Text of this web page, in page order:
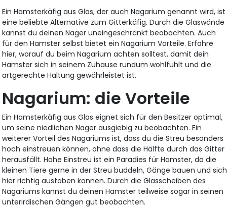
Ein Hamsterkäfig aus Glas, der auch Nagarium genannt wird, ist
eine beliebte Alternative zum Gitterkäfig. Durch die Glaswände
kannst du deinen Nager uneingeschränkt beobachten. Auch
für den Hamster selbst bietet ein Nagarium Vorteile. Erfahre
hier, worauf du beim Nagarium achten solltest, damit dein
Hamster sich in seinem Zuhause rundum wohlfühlt und die
artgerechte Haltung gewährleistet ist.
Nagarium: die Vorteile
Ein Hamsterkäfig aus Glas eignet sich für den Besitzer optimal,
um seine niedlichen Nager ausgiebig zu beobachten. Ein
weiterer Vorteil des Nagariums ist, dass du die Streu besonders
hoch einstreuen können, ohne dass die Hälfte durch das Gitter
herausfällt. Hohe Einstreu ist ein Paradies für Hamster, da die
kleinen Tiere gerne in der Streu buddeln, Gänge bauen und sich
hier richtig austoben können. Durch die Glasscheiben des
Nagariums kannst du deinen Hamster teilweise sogar in seinen
unterirdischen Gängen gut beobachten.